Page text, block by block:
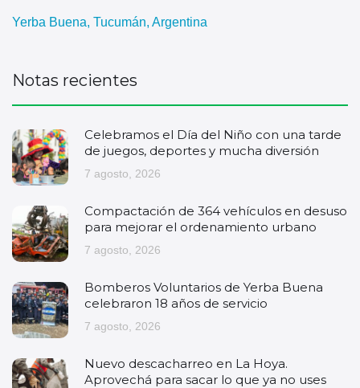
Yerba Buena, Tucumán, Argentina
Notas recientes
Celebramos el Día del Niño con una tarde
de juegos, deportes y mucha diversión
7 agosto, 2026
Compactación de 364 vehículos en desuso
para mejorar el ordenamiento urbano
7 agosto, 2026
Bomberos Voluntarios de Yerba Buena
celebraron 18 años de servicio
7 agosto, 2026
Nuevo descacharreo en La Hoya.
Aprovechá para sacar lo que ya no uses